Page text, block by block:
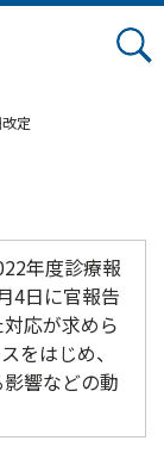
定
年度診療報
4日に官報告
応が求めら
をはじめ、
響などの動